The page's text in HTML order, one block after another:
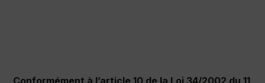
Conformément à l’article 10 de la Loi 34/2002 du 11